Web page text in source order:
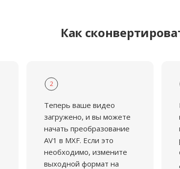
Как
2
Теперь ваше видео
загружено, и вы можете
начать преобразование
AV1 в MXF. Если это
необходимо, измените
выходной формат на